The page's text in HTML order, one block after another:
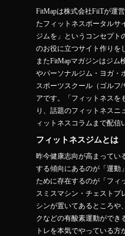
FitMapは株式会社FiiTが運
たフィットネスポータルサ
ジムを」というコンセプト
のお役に立つサイト作りを
またFitMapマガジンはジム
やパーソナルジム・ヨガ・
スポーツスクール（ゴルフ
アです。「フィットネスを
り、話題のフィットネスニ
ィットネスコラムまで配信
フィットネスジムとは
昨今健康志向が高まってい
する傾向にあるのが「運動
ために存在するのが「フィ
スミスマシン・チェストプ
シンが置いてあるところや
クなどの有酸素運動ができ
トレを本気でやっている方